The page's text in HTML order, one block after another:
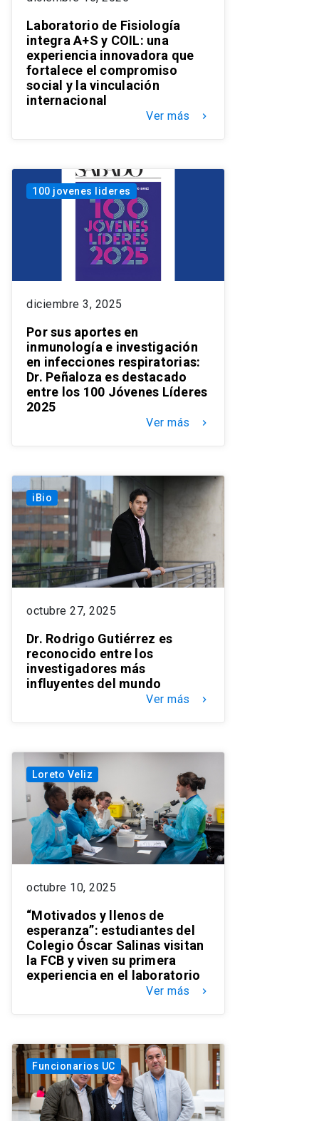
Laboratorio de Fisiología
integra A+S y COIL: una
experiencia innovadora que
fortalece el compromiso
social y la vinculación
internacional
Ver más keyboard_arrow_right
100 jovenes lideres
diciembre 3, 2025
Por sus aportes en
inmunología e investigación
en infecciones respiratorias:
Dr. Peñaloza es destacado
entre los 100 Jóvenes Líderes
2025
Ver más keyboard_arrow_right
iBio
octubre 27, 2025
Dr. Rodrigo Gutiérrez es
reconocido entre los
investigadores más
influyentes del mundo
Ver más keyboard_arrow_right
Loreto Veliz
octubre 10, 2025
“Motivados y llenos de
esperanza”: estudiantes del
Colegio Óscar Salinas visitan
la FCB y viven su primera
experiencia en el laboratorio
Ver más keyboard_arrow_right
Funcionarios UC